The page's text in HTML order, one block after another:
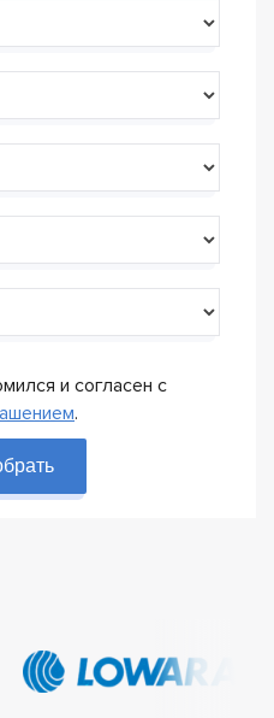
и согласен с
.